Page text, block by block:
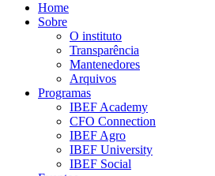
Home
Sobre
O instituto
Transparência
Mantenedores
Arquivos
Programas
IBEF Academy
CFO Connection
IBEF Agro
IBEF University
IBEF Social